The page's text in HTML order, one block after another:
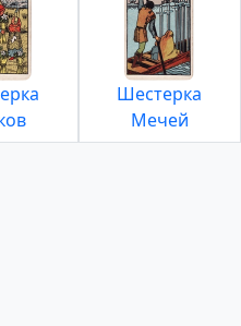
Шестерка
Мечей